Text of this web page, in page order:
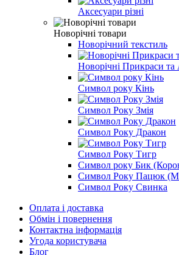
Аксесуари різні
Новорічні товари
Новорічний текстиль
Новорічні Прикраси та
Символ року Кінь
Символ Року Змія
Символ Року Дракон
Символ Року Тигр
Символ року Бик
Символ Року Пацюк
Символ Року Свинка
Оплата і доставка
Обмін і повернення
Контактна інформація
Угода користувача
Блог